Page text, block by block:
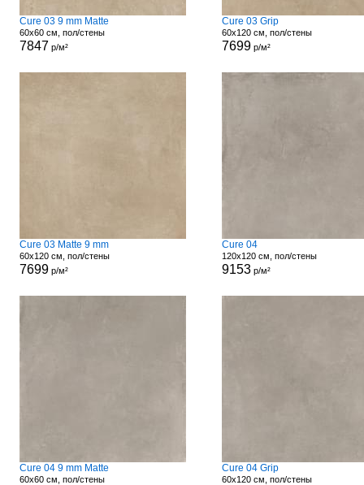
Cure 03 9 mm Matte
60x60 см, пол/стены
7847 р/м²
Cure 03 Grip
60x120 см, пол/стены
7699р/м²
Cure 03 Matte 9 mm
60x120 см, пол/стены
7699р/м²
Cure 04
120x120 см, пол/стены
9153р/м²
Cure 04 9 mm Matte
60x60 см, пол/стены
Cure 04 Grip
60x120 см, пол/стены